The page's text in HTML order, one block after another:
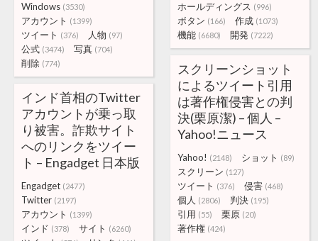
ホールディングス (996)
ボタン (166) 作成 (1073)
機能 (6680) 開発 (7222)
Windows (3530)
アカウント (1399)
ツイート (376) 人物 (97)
公式 (3474) 写真 (704)
削除 (774)
スクリーンショット
によるツイート引用
は著作権侵害との判
決(栗原潔) – 個人 –
Yahoo!ニュース
Yahoo! (2148) ショット (89)
スクリーン (127)
ツイート (376) 侵害 (468)
個人 (2806) 判決 (195)
引用 (55) 栗原 (20)
著作権 (424)
インド首相のTwitter
アカウントが乗っ取
り被害。詐欺サイト
へのリンクをツイー
ト – Engadget 日本版
Engadget (2477)
Twitter (2197)
アカウント (1399)
インド (378) サイト (6260)